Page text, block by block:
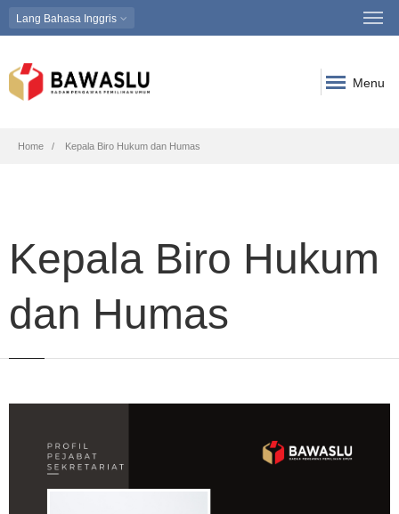
Lang Bahasa Inggris
Menu
Breadcrumb
Home Kepala Biro Hukum dan Humas
Kepala Biro Hukum
dan Humas